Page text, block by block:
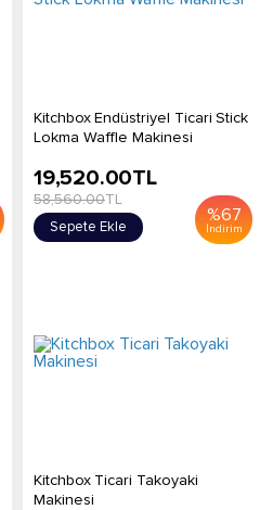
Kitchbox Endüstriyel Ticari Stick
Lokma Waffle Makinesi
%67
İndirim
19,520.00TL
58,560.00TL
Sepete Ekle
Kitchbox Ticari Takoyaki
Makinesi